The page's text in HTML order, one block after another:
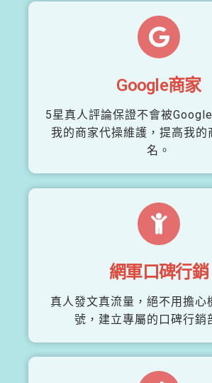
Google商家
5星真人評論保證不會被
我的商家代操維護，提高我的
名。
網軍口碑行銷
真人發文真流量，絕不用擔心
號，建立專屬的口碑行銷